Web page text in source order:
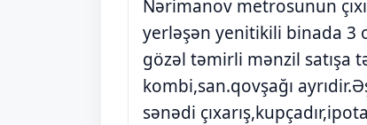
Nərimanov metrosunun
yerləşən yenitikili binada 3
gözəl təmirli mənzil satışa
kombi,san.qovşağı
sənədi